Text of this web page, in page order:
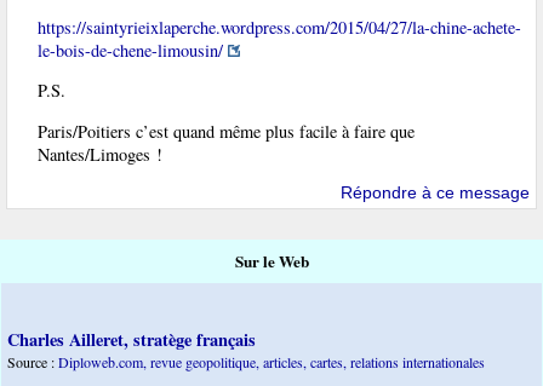
https://saintyrieixlaperche.wordpress.com/2015/04/27/la-chine-achete-
le-bois-de-chene-limousin/
P.S.
Paris/Poitiers c’est quand même plus facile à faire que
Nantes/Limoges !
Répondre à ce message
Sur le Web
Charles Ailleret, stratège français
Source :Diploweb.com, revue geopolitique, articles, cartes, relations internationales